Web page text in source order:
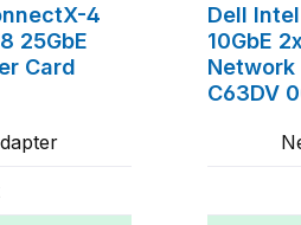
4
25GbE
Card
Dell
10GbE
Network
C63DV